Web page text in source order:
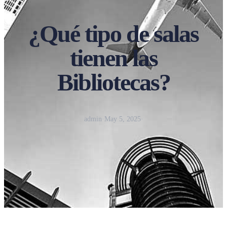
¿Qué tipo de salas
tienen las
Bibliotecas?
admin · May 5, 2025 ·